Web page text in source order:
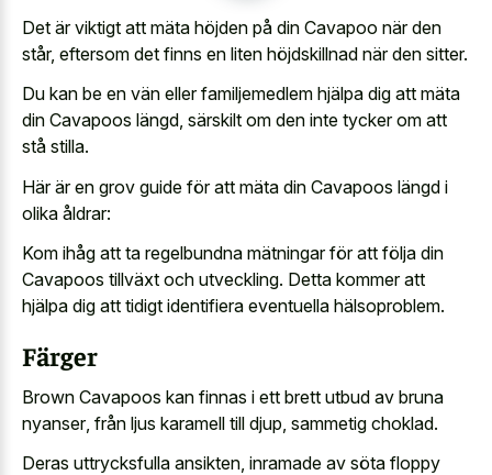
Det är viktigt att mäta höjden på din Cavapoo när den
står, eftersom det finns en liten höjdskillnad när den sitter.
Du kan be en vän eller familjemedlem hjälpa dig att mäta
din Cavapoos längd, särskilt om den inte tycker om att
stå stilla.
Här är en grov guide för att mäta din Cavapoos längd i
olika åldrar:
Kom ihåg att ta regelbundna mätningar för att följa din
Cavapoos tillväxt och utveckling. Detta kommer att
hjälpa dig att tidigt identifiera eventuella hälsoproblem.
Färger
Brown Cavapoos kan finnas i ett brett utbud av bruna
nyanser, från ljus karamell till djup, sammetig choklad.
Deras uttrycksfulla ansikten, inramade av söta floppy